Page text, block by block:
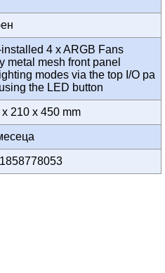
installed 4 x ARGB Fans
metal mesh front panel
modes via the top I/O pa
the LED button
210 x 450 mm